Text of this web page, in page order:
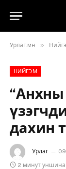
Урлаг.мн »
НИЙГЭМ
дахин
Урлаг
2 минут уншина